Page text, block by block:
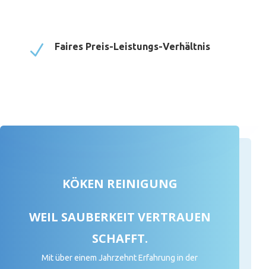
N Faires Preis-Leistungs-Verhältnis
KÖKEN REINIGUNG
WEIL SAUBERKEIT VERTRAUEN
SCHAFFT.
Mit über einem Jahrzehnt Erfahrung in der